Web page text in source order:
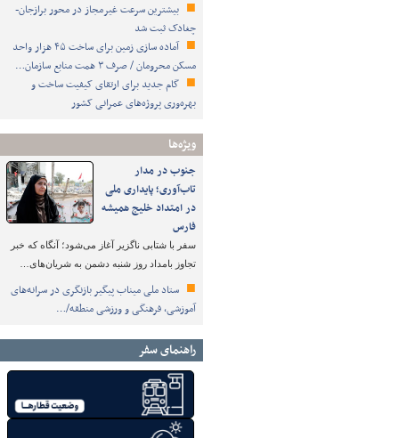
بیشترین سرعت غیرمجاز در محور برازجان-
چغادک ثبت شد
آماده سازی زمین برای ساخت ۴۵ هزار واحد
مسکن محرومان / صرف ۳ همت منابع سازمان…
گام جدید برای ارتقای کیفیت ساخت و
بهره‌وری پروژه‌های عمرانی کشور
ویژه‌ها
جنوب در مدار
تاب‌آوری؛ پایداری ملی
در امتداد خلیج همیشه
فارس
سفر با شتابی ناگزیر آغاز می‌شود؛ آنگاه که خبر
تجاوز بامداد روز شنبه دشمن به شریان‌های…
ستاد ملی میناب پیگیر بازنگری در سرانه‌های
آموزشی، فرهنگی و ورزشی منطقه/…
راهنمای سفر